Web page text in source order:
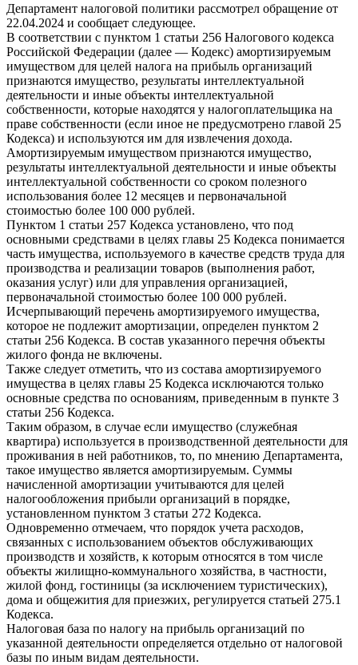
Департамент налоговой политики рассмотрел обращение от
22.04.2024 и сообщает следующее.
В соответствии с пунктом 1 статьи 256 Налогового кодекса
Российской Федерации (далее — Кодекс) амортизируемым
имуществом для целей налога на прибыль организаций
признаются имущество, результаты интеллектуальной
деятельности и иные объекты интеллектуальной
собственности, которые находятся у налогоплательщика на
праве собственности (если иное не предусмотрено главой 25
Кодекса) и используются им для извлечения дохода.
Амортизируемым имуществом признаются имущество,
результаты интеллектуальной деятельности и иные объекты
интеллектуальной собственности со сроком полезного
использования более 12 месяцев и первоначальной
стоимостью более 100 000 рублей.
Пунктом 1 статьи 257 Кодекса установлено, что под
основными средствами в целях главы 25 Кодекса понимается
часть имущества, используемого в качестве средств труда для
производства и реализации товаров (выполнения работ,
оказания услуг) или для управления организацией,
первоначальной стоимостью более 100 000 рублей.
Исчерпывающий перечень амортизируемого имущества,
которое не подлежит амортизации, определен пунктом 2
статьи 256 Кодекса. В состав указанного перечня объекты
жилого фонда не включены.
Также следует отметить, что из состава амортизируемого
имущества в целях главы 25 Кодекса исключаются только
основные средства по основаниям, приведенным в пункте 3
статьи 256 Кодекса.
Таким образом, в случае если имущество (служебная
квартира) используется в производственной деятельности для
проживания в ней работников, то, по мнению Департамента,
такое имущество является амортизируемым. Суммы
начисленной амортизации учитываются для целей
налогообложения прибыли организаций в порядке,
установленном пунктом 3 статьи 272 Кодекса.
Одновременно отмечаем, что порядок учета расходов,
связанных с использованием объектов обслуживающих
производств и хозяйств, к которым относятся в том числе
объекты жилищно-коммунального хозяйства, в частности,
жилой фонд, гостиницы (за исключением туристических),
дома и общежития для приезжих, регулируется статьей 275.1
Кодекса.
Налоговая база по налогу на прибыль организаций по
указанной деятельности определяется отдельно от налоговой
базы по иным видам деятельности.